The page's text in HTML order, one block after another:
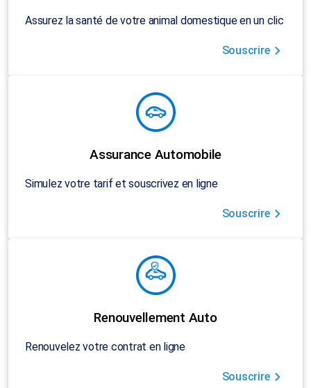
Assurez la santé de votre animal domestique en un clic
Souscrire
Assurance Automobile
Simulez votre tarif et souscrivez en ligne
Souscrire
Renouvellement Auto
Renouvelez votre contrat en ligne
Souscrire